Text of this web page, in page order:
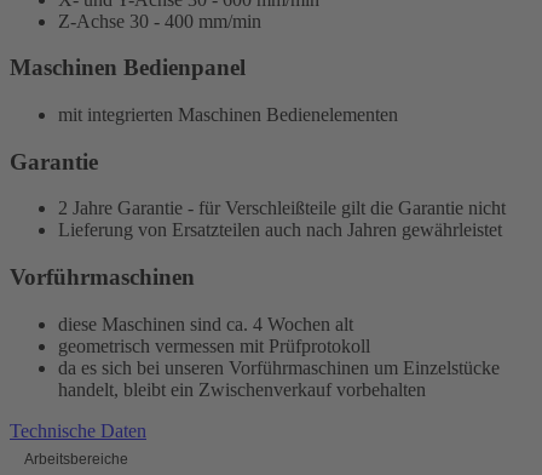
Z-Achse 30 - 400 mm/min
Maschinen Bedienpanel
mit integrierten Maschinen Bedienelementen
Garantie
2 Jahre Garantie - für Verschleißteile gilt die Garantie nicht
Lieferung von Ersatzteilen auch nach Jahren gewährleistet
Vorführmaschinen
diese Maschinen sind ca. 4 Wochen alt
geometrisch vermessen mit Prüfprotokoll
da es sich bei unseren Vorführmaschinen um Einzelstücke
handelt, bleibt ein Zwischenverkauf vorbehalten
Technische Daten
Arbeitsbereiche